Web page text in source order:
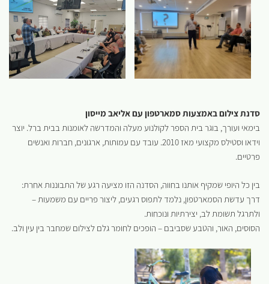
סדנת צילום באמצעות סמארטפון עם אליאב מייסון
בימאי ועורך, בוגר בית הספר לקולנוע מעלה והמדרשה לאומנות בבית ברל. יוצר
וידאו וסטילס מקצועי מאז 2010. עובד עם עמותות, ארגונים, חברות ואנשים
פרטיים.
בין כל היופי שמקיף אותנו בחווה, הסדנה הזו מציעה רגע של התבוננות אחרת:
דרך עדשת הסמארטפון, נלמד לתפוס רגעים, ליצור פריים עם משמעות –
ולתרגל תשומת לב, יצירתיות ונוכחות.
הסוסים, האור, והטבע שסביבם – הופכים לחומר גלם לצילום שמחבר בין עין ולב.